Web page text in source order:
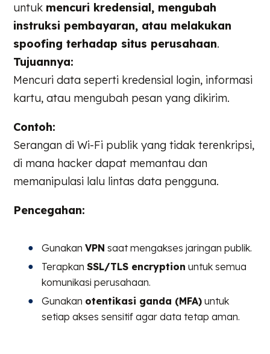
untuk mencuri kredensial, mengubah
instruksi pembayaran, atau melakukan
spoofing terhadap situs perusahaan.
Tujuannya:
Mencuri data seperti kredensial login, informasi
kartu, atau mengubah pesan yang dikirim.
Contoh:
Serangan di Wi-Fi publik yang tidak terenkripsi,
di mana hacker dapat memantau dan
memanipulasi lalu lintas data pengguna.
Pencegahan:
GunakanVPN saat mengakses jaringan publik.
TerapkanSSL/TLS encryption untuk semua
komunikasi perusahaan.
Gunakan otentikasi ganda (MFA) untuk
setiap akses sensitif agar data tetap aman.